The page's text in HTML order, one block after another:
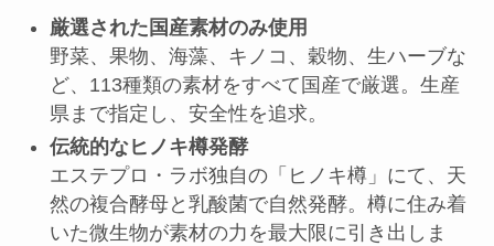
厳選された国産素材のみ使用
野菜、果物、海藻、キノコ、穀物、生ハーブな
ど、113種類の素材をすべて国産で厳選。生産
県まで指定し、安全性を追求。
伝統的なヒノキ樽発酵
エステプロ・ラボ独自の「ヒノキ樽」にて、天
然の複合酵母と乳酸菌で自然発酵。樽に住み着
いた微生物が素材の力を最大限に引き出しま